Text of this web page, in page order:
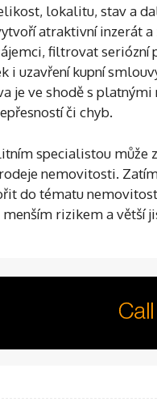
lokalitu, stav a
atraktivní inzerát
filtrovat seriózní
i uzavření kupní
je ve shodě s
či chyb.
specialistou může
nemovitosti.
do tématu
rizikem a větší